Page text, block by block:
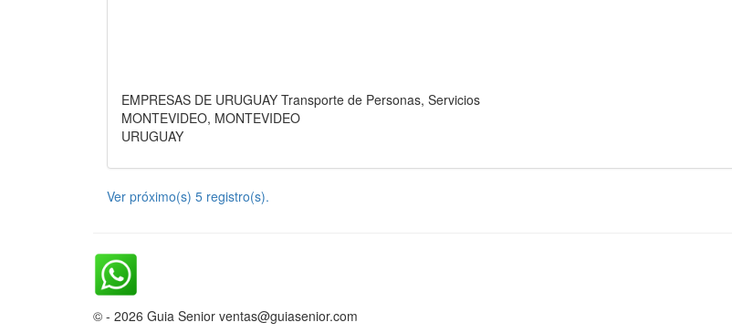
EMPRESAS DE URUGUAY Transporte de Personas, Servicios
MONTEVIDEO, MONTEVIDEO
URUGUAY
Ver próximo(s) 5 registro(s).
© - 2026 Guia Senior ventas@guiasenior.com